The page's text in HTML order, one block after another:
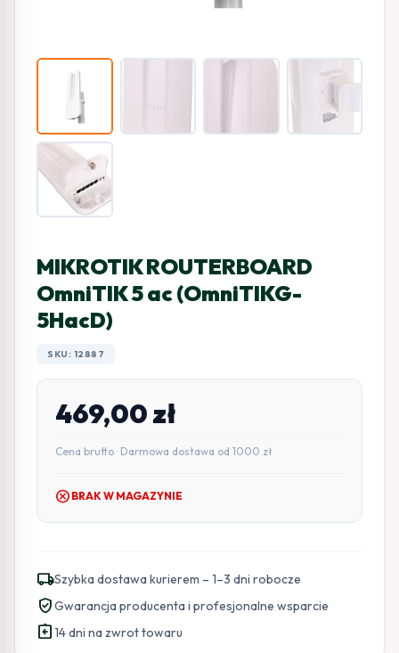
MIKROTIK ROUTERBOARD
OmniTIK 5 ac (OmniTIKG-
5HacD)
SKU: 12887
469,00zł
Cena brutto · Darmowa dostawa od 1000 zł
cancel BRAK W MAGAZYNIE
local_shippingSzybka dostawa kurierem – 1–3 dni robocze
verified_userGwarancja producenta i profesjonalne wsparcie
assignment_return14 dni na zwrot towaru